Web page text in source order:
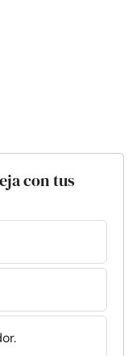
con tus